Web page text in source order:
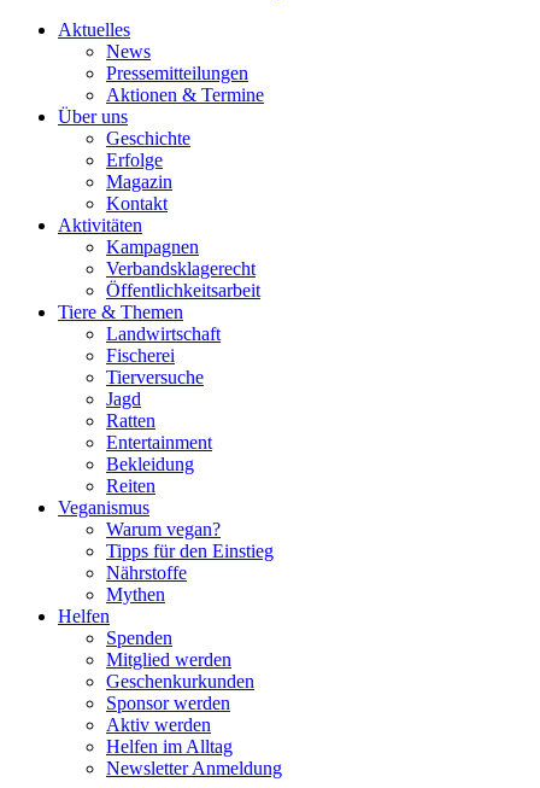
Aktuelles
News
Pressemitteilungen
Aktionen & Termine
Über uns
Geschichte
Erfolge
Magazin
Kontakt
Aktivitäten
Kampagnen
Verbandsklagerecht
Öffentlichkeitsarbeit
Tiere & Themen
Landwirtschaft
Fischerei
Tierversuche
Jagd
Ratten
Entertainment
Bekleidung
Reiten
Veganismus
Warum vegan?
Tipps für den Einstieg
Nährstoffe
Mythen
Helfen
Spenden
Mitglied werden
Geschenkurkunden
Sponsor werden
Aktiv werden
Helfen im Alltag
Newsletter Anmeldung